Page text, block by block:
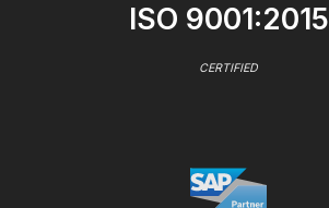
ISO 9001:2015
CERTIFIED